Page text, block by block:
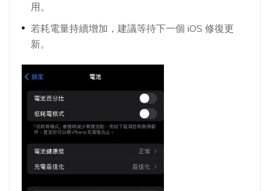
用。
若耗電量持續增加，建議等待下一個 iOS 修復更
新。